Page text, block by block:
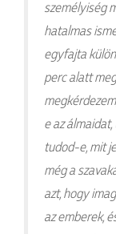
személyiség
hatalmas
egyfajta
perc alatt
e az
tudod-e, mit
még a
azt, hogy
az emberek,